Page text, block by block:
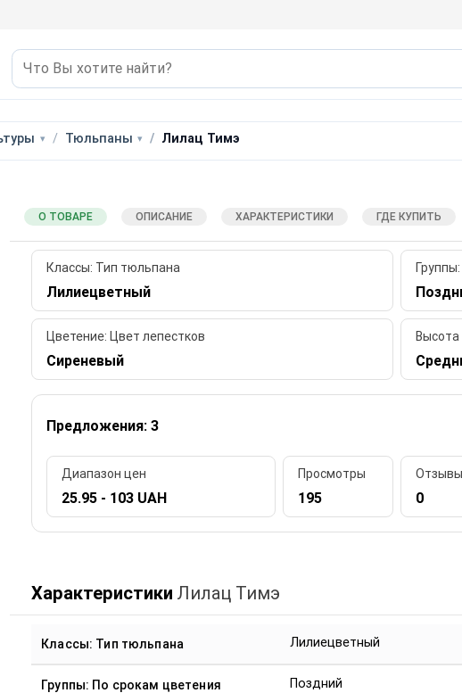
Тюльпаны Лилац Тимэ
О ТОВАРЕ ОПИСАНИЕ ХАРАКТЕРИСТИКИ ГДЕ КУПИТЬ
Классы: Тип тюльпана
Лилиецветный
Цветение: Цвет лепестков
Сиреневый
Высота
Предложения: 3
Диапазон цен
25.95 - 103 UAH
Просмотры
195
Отзывы
0
Характеристики Лилац Тимэ
Классы: Тип тюльпана Лилиецветный
Группы: По срокам цветения Поздний